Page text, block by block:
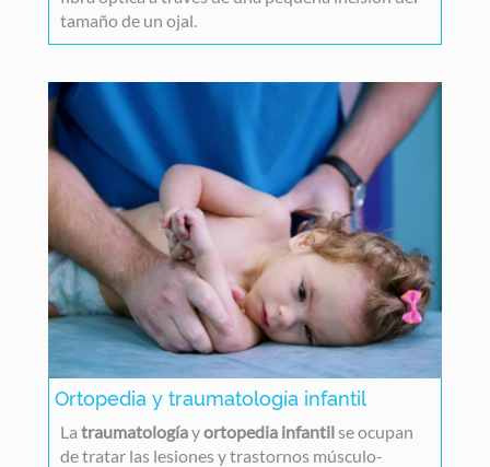
tamaño de un ojal.
Ortopedia y traumatología infantil
La traumatologíayortopedia infantilse ocupan
de tratar las lesiones y trastornos músculo-